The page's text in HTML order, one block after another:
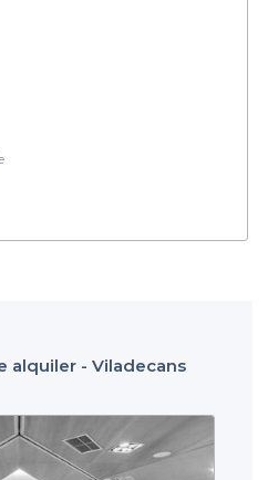
alquiler - Viladecans